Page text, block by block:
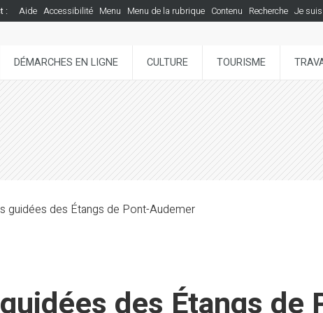
: Aide Accessibilité Menu Menu de la rubrique Contenu Recherche Je suis
DÉMARCHES EN LIGNE CULTURE TOURISME
guidées des Étangs de Pont-Audemer